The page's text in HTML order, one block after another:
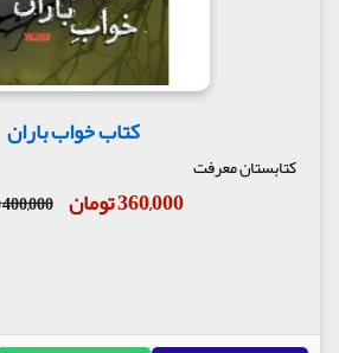
کتاب خواب باران
کتابستان معرفت
360,000 تومان 400,000 تومان